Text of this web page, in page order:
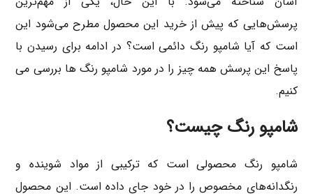
پرسش‌هایی که پیش از خرید این محصول مطرح می‌شود این
است که آیا شامپو رنگ دائمی است؟ در ادامه برای رسیدن با
پاسخ این پرسش همه چیز را در مورد شامپو رنگ ها بررسی می
کنیم.
شامپو رنگ چیست؟
شامپو رنگ محصولی است که ترکیبی از مواد شوینده و
رنگدانه‌های مخصوص را در خود جای داده است. این محصول